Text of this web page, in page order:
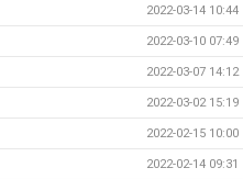
2022-03-14 10:44
2022-03-10 07:49
2022-03-07 14:12
2022-03-02 15:19
2022-02-15 10:00
2022-02-14 09:31